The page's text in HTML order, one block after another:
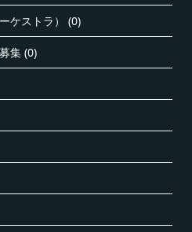
ケストラ） (0)
集 (0)